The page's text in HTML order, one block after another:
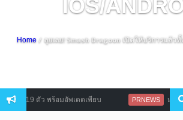
IOS/
Home / ลุยเลย! Smash Dragoon เปิดให้บริการแล้ว
ว พร้อมอัพเดตเพียบ PRNEWS มาตามนัด